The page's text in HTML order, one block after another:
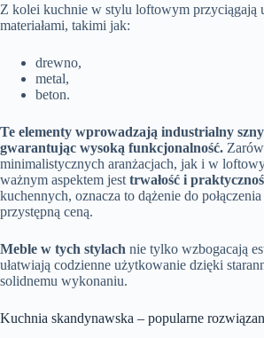
Z kolei kuchnie w stylu loftowym przyciągają
materiałami, takimi jak:
drewno,
metal,
beton.
Te elementy wprowadzają industrialny
gwarantując wysoką funkcjonalność.
minimalistycznych aranżacjach, jak i w
ważnym aspektem jest trwałość i
kuchennych, oznacza to dążenie do
przystępną ceną.
Meble w tych stylach nie tylko wzbogacają
ułatwiają codzienne użytkowanie dzięki
solidnemu wykonaniu.
Kuchnia skandynawska – popularne